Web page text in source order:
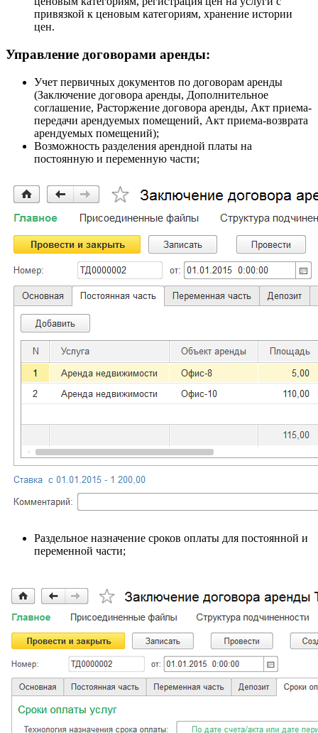
привязкой к ценовым категориям, хранение истории
цен.
Управление договорами аренды:
Учет первичных документов по договорам аренды
(Заключение договора аренды, Дополнительное
соглашение, Расторжение договора аренды, Акт приема-
передачи арендуемых помещений, Акт приема-возврата
арендуемых помещений);
Возможность разделения арендной платы на
постоянную и переменную части;
Раздельное назначение сроков оплаты для постоянной и
переменной части;